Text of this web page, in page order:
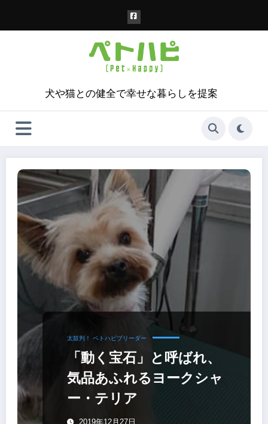
犬や猫との健全で幸せな暮らしを提案
太鼓判！ ペトハピブリーダー
「動く宝石」と呼ばれ、
気品あふれるヨークシャ
ー・テリア
2019年12月27日